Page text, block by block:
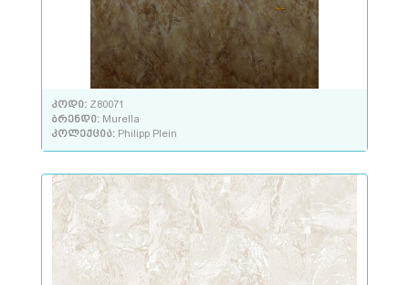
კოდი: Z80071
ბრენდი: Murella
კოლექცია: Philipp Plein